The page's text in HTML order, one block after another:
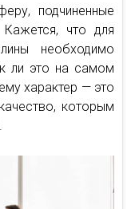
подчиненные
что для
необходимо
ли это на самом
характер — это
которым